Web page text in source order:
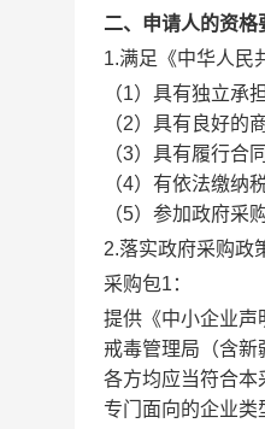
二、申请人的资格
1.满足《中华人民
（1）具有独立承
（2）具有良好的
（3）具有履行合
（4）有依法缴纳
（5）参加政府采
2.落实政府采购政
采购包1：
提供《中小企业声
戒毒管理局（含
各方均应当符合本
专门面向的企业类